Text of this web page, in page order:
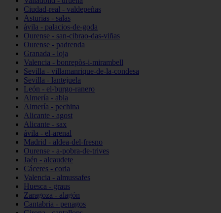
Ciudad-real - valdepeñas
Asturias - salas
ávila - palacios-de-goda
Ourense - san-cibrao-das-viñas
Ourense - padrenda
Granada - loja
Valencia - bonrepòs-i-mirambell
Sevilla - villamanrique-de-la-condesa
Sevilla - lantejuela
León - el-burgo-ranero
Almería - abla
Almería - pechina
Alicante - agost
Alicante - sax
ávila - el-arenal
Madrid - aldea-del-fresno
Ourense - a-pobra-de-trives
Jaén - alcaudete
Cáceres - coria
Valencia - almussafes
Huesca - graus
Zaragoza - alagón
Cantabria - penagos